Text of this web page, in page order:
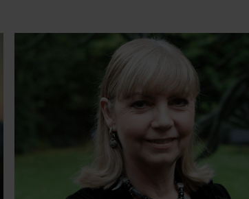
carrière. Nog altijd kan hij voor advies bij zijn